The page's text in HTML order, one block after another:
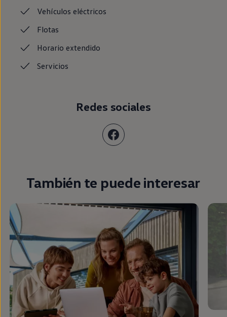
Vehículos eléctricos
Flotas
Horario extendido
Servicios
Redes sociales
También te puede interesar